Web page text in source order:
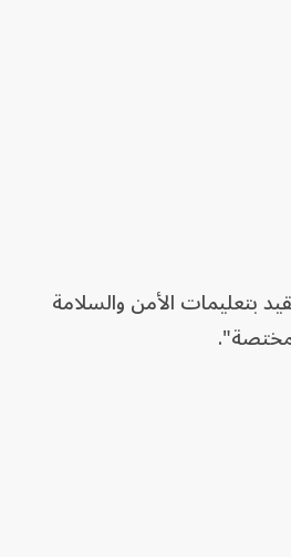
بتعليمات الأمن والسلامة